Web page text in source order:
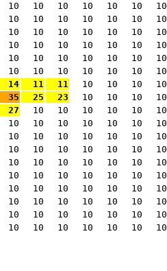
10 10 10 10 10 10 10
10 10 10 10 10 10 10
10 10 10 10 10 10 10
10 10 10 10 10 10 10
10 10 10 10 10 10 10
10 10 10 10 10 10 10
14 11 11 10 10 10 10
35 25 23 10 10 10 10
27 10 10 10 10 10 10
10 10 10 10 10 10 10
10 10 10 10 10 10 10
10 10 10 10 10 10 10
10 10 10 10 10 10 10
10 10 10 10 10 10 10
10 10 10 10 10 10 10
10 10 10 10 10 10 10
10 10 10 10 10 10 10
10 10 10 10 10 10 10